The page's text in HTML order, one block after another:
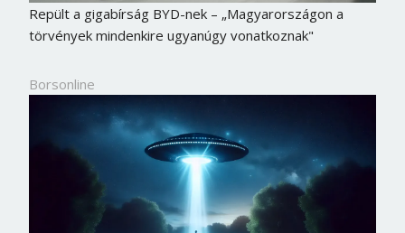
Repült a gigabírság BYD-nek – „Magyarországon a
törvények mindenkire ugyanúgy vonatkoznak"
Borsonline